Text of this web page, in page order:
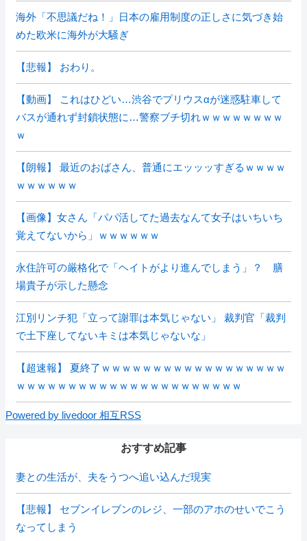
海外「不思議だね！」日本の雇用制度の正しさに気づき始
めた欧米に海外が大騒ぎ
【悲報】 おわり。
【動画】 これはひどい…渋谷でプリウスαが迷惑駐車して
バスが通れず封鎖状態に…警察ブチ切れｗｗｗｗｗｗｗｗ
ｗ
【朗報】 最近のおばさん、普通にエッッッすぎるｗｗｗｗ
ｗｗｗｗｗｗ
【画像】女さん「パパ活してた過去なんて女子はいちいち
覚えてないから」ｗｗｗｗｗｗ
永住許可の厳格化で「ヘイトがより進んでしまう」？ 膳
場貴子が示した懸念
江別リンチ犯「立って謝罪は本気じゃない」 裁判官「裁判
で土下座してないキミは本気じゃないな」
【超速報】 夏終了ｗｗｗｗｗｗｗｗｗｗｗｗｗｗｗｗｗｗ
ｗｗｗｗｗｗｗｗｗｗｗｗｗｗｗｗｗｗｗｗｗｗ
Powered by livedoor 相互RSS
おすすめ記事
妻との生活が、夫をうつへ追い込んだ現実
【悲報】 セブンイレブンのレジ、一部のアホのせいでこう
なってしまう